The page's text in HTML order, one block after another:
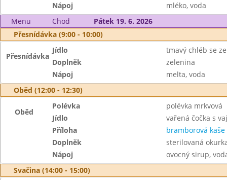
Nápoj
mléko, voda
Menu
Chod
Pátek 19. 6. 2026
Přesnídávka (9:00 - 10:00)
Přesnídávka
Jídlo
tmavý chléb se
Doplněk
zelenina
Nápoj
melta, voda
Oběd (12:00 - 12:30)
Oběd
Polévka
polévka mrkvová
Jídlo
vařená čočka s
Příloha
bramborová kaše
Doplněk
sterilovaná
Nápoj
ovocný sirup,
Svačina (14:00 - 15:00)